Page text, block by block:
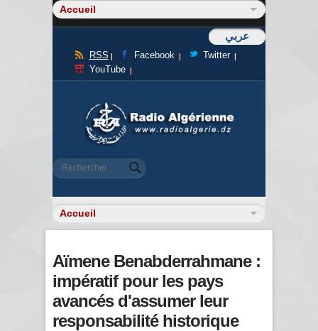
عربي
RSS Facebook
Twitter
YouTube
Formulaire de recherche
Rechercher
Aïmene Benabderrahmane :
impératif pour les pays
avancés d'assumer leur
responsabilité historique